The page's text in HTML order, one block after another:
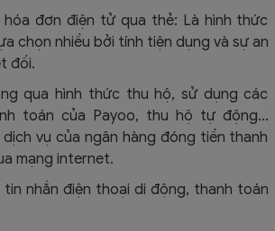
đơn điện tử qua thẻ: Là hình thức
chọn nhiều bởi tính tiện dụng và sự an
đối.
qua hình thức thu hộ, sử dụng các
toán của Payoo, thu hộ tự động…
vụ của ngân hàng đóng tiền thanh
mạng internet.
tin nhắn điện thoại di động, thanh toán